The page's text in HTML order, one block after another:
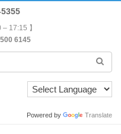
17:15 】
6145
Powered by Translate